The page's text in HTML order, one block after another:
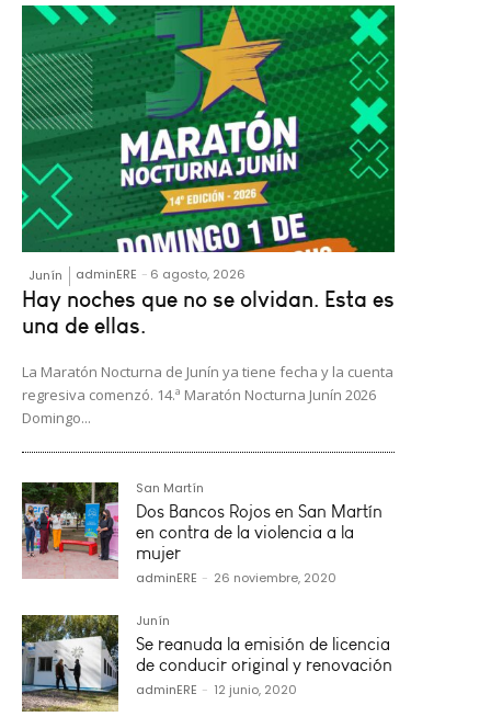
Junín adminERE - 6 agosto, 2026
Hay noches que no se olvidan. Esta es
una de ellas.
La Maratón Nocturna de Junín ya tiene fecha y la cuenta
regresiva comenzó. 14.ª Maratón Nocturna Junín 2026
Domingo...
San Martín
Dos Bancos Rojos en San Martín
en contra de la violencia a la
mujer
adminERE - 26 noviembre, 2020
Junín
Se reanuda la emisión de licencia
de conducir original y renovación
adminERE - 12 junio, 2020